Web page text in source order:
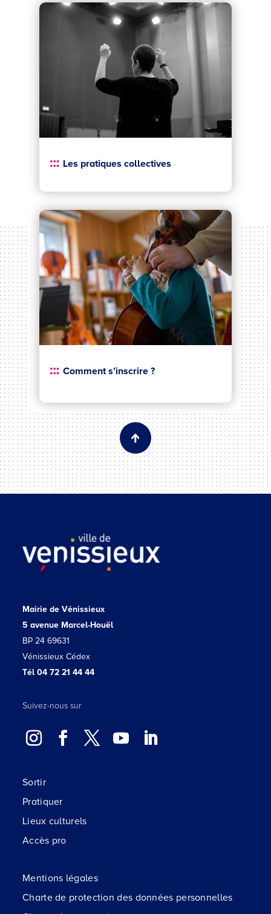
Les pratiques collectives
Comment s’inscrire ?
Mairie de Vénissieux
5 avenue Marcel-Houël
BP 24 69631
Vénissieux Cédex
Tél 04 72 21 44 44
Suivez-nous sur
Sortir
Pratiquer
Lieux culturels
Accès pro
Mentions légales
Charte de protection des données personnelles